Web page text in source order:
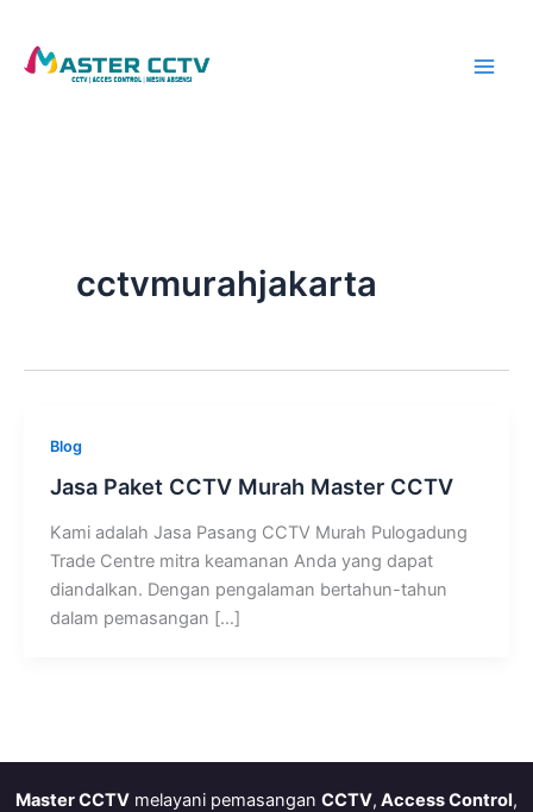
content
cctvmurahjakarta
Blog
Jasa Paket CCTV Murah Master CCTV
Kami adalah Jasa Pasang CCTV Murah Pulogadung
Trade Centre mitra keamanan Anda yang dapat
diandalkan. Dengan pengalaman bertahun-tahun
dalam pemasangan […]
Master CCTV melayani pemasangan CCTV, Access Control,